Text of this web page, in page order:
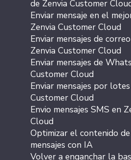
de Zenvia Customer
Enviar mensaje en el
Zenvia Customer Cloud
Enviar mensajes de
Zenvia Customer Cloud
Enviar mensajes de
Customer Cloud
Enviar mensajes por
Customer Cloud
Envio mensajes SMS en
Cloud
Optimizar el contenido
mensajes con IA
Volver a enganchar la